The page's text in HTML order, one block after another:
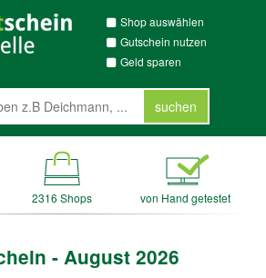
Shop auswählen
Gutschein nutzen
Geld sparen
suchen
2316 Shops von Hand getestet
- August 2026